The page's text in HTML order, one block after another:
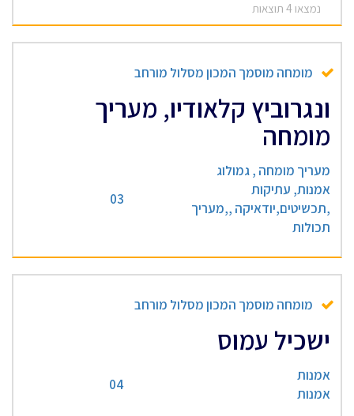
נמצאו 4 תוצאות
מומחה מוסמך המכון מסלול מורחב
ונגרוביץ קלאודיו, מעריך
מומחה
מעריך מומחה , גמולוג
אמנות, עתיקות
,תכשיטים,יודאיקה ,,מעריך
תכולות
03
מומחה מוסמך המכון מסלול מורחב
ישכיל עמוס
אמנות
אמנות
04